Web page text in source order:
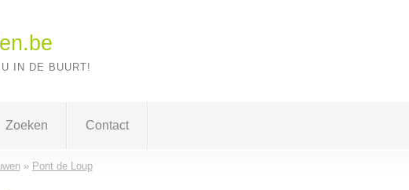
IN DE BUURT!
Zoeken Contact
» Pont de Loup